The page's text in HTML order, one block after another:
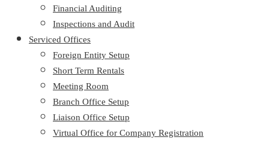
Financial Auditing
Inspections and Audit
Serviced Offices
Foreign Entity Setup
Short Term Rentals
Meeting Room
Branch Office Setup
Liaison Office Setup
Virtual Office for Company Registration